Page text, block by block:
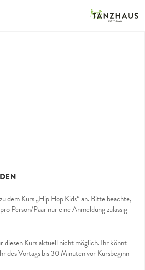
dem Kurs „Hip Hop Kids“ an. Bitte beachte,
Person/Paar nur eine Anmeldung zulässig
diesen Kurs aktuell nicht möglich. Ihr könnt
des Vortags bis 30 Minuten vor Kursbeginn